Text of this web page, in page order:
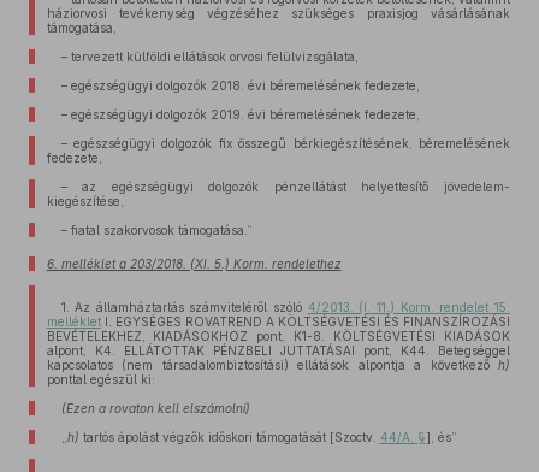
háziorvosi tevékenység végzéséhez szükséges praxisjog vásárlásának
támogatása,
– tervezett külföldi ellátások orvosi felülvizsgálata,
– egészségügyi dolgozók 2018. évi béremelésének fedezete,
– egészségügyi dolgozók 2019. évi béremelésének fedezete,
– egészségügyi dolgozók fix összegű bérkiegészítésének, béremelésének
fedezete,
– az egészségügyi dolgozók pénzellátást helyettesítő jövedelem-
kiegészítése,
– fiatal szakorvosok támogatása.”
6. melléklet a 203/2018. (XI. 5.) Korm. rendelethez
1. Az államháztartás számviteléről szóló 4/2013. (I. 11.) Korm. rendelet 15.
mellékletI. EGYSÉGES ROVATREND A KÖLTSÉGVETÉSI ÉS FINANSZÍROZÁSI
BEVÉTELEKHEZ, KIADÁSOKHOZ pont, K1-8. KÖLTSÉGVETÉSI KIADÁSOK
alpont, K4. ELLÁTOTTAK PÉNZBELI JUTTATÁSAI pont, K44. Betegséggel
kapcsolatos (nem társadalombiztosítási) ellátások alpontja a következő h)
ponttal egészül ki:
(Ezen a rovaton kell elszámolni)
h) tartós ápolást végzők időskori támogatását [Szoctv. 44/A. §], és”